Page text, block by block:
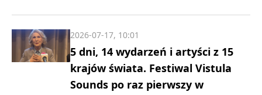
5 dni, 14 wydarzeń i artyści z 15
krajów świata. Festiwal Vistula
Sounds po raz pierwszy w
2026-07-17, 10:01